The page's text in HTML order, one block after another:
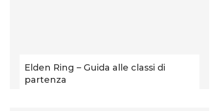
Elden Ring – Guida alle classi di
partenza